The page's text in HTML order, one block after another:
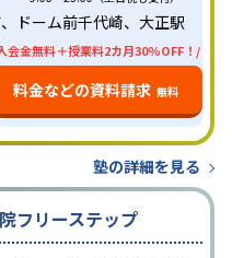
ドーム前千代崎、大正駅
会金無料＋授業料2カ月30%OFF！/
料金などの資料請求 無料
塾の詳細を見る
フリーステップ